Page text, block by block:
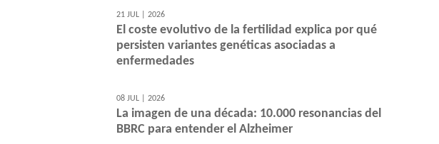
21 JUL | 2026
El coste evolutivo de la fertilidad explica por qué
persisten variantes genéticas asociadas a
enfermedades
08 JUL | 2026
La imagen de una década: 10.000 resonancias del
BBRC para entender el Alzheimer